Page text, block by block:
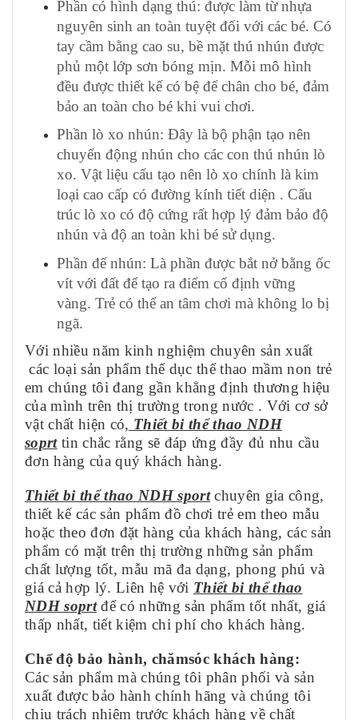
Phần có hình dạng thú: được làm từ nhựa
nguyên sinh an toàn tuyệt đối với các bé. Có
tay cầm bằng cao su, bề mặt thú nhún được
phủ một lớp sơn bóng mịn. Mỗi mô hình
đều được thiết kế có bệ để chân cho bé, đảm
bảo an toàn cho bé khi vui chơi.
Phần lò xo nhún: Đây là bộ phận tạo nên
chuyển động nhún cho các con thú nhún lò
xo. Vật liệu cấu tạo nên lò xo chính là kim
loại cao cấp có đường kính tiết diện . Cấu
trúc lò xo có độ cứng rất hợp lý đảm bảo độ
nhún và độ an toàn khi bé sử dụng.
Phần đế nhún: Là phần được bắt nở bằng ốc
vít với đất để tạo ra điểm cố định vững
vàng. Trẻ có thể an tâm chơi mà không lo bị
ngã.
Với nhiều năm kinh nghiệm chuyên sản xuất
các loại sản phẩm thể dục thể thao mầm non trẻ
em chúng tôi đang gần khẳng định thương hiệu
của mình trên thị trường trong nước . Với cơ sở
vật chất hiện có, Thiết bi thể thao NDH
soprttin chắc rằng sẽ đáp ứng đầy đủ nhu cầu
đơn hàng của quý khách hàng.
Thiết bi thể thao NDH sportchuyên gia công,
thiết kế các sản phẩm đồ chơi trẻ em theo mẫu
hoặc theo đơn đặt hàng của khách hàng, các sản
phẩm có mặt trên thị trường những sản phẩm
chất lượng tốt, mẫu mã đa dạng, phong phú và
giá cả hợp lý. Liên hệ với Thiết bi thể thao
NDH soprt để có những sản phẩm tốt nhất, giá
thấp nhất, tiết kiệm chi phí cho khách hàng.
Chế độ bảo hành, chămsóc khách hàng:
Các sản phẩm mà chúng tôi phân phối và sản
xuất được bảo hành chính hãng và chúng tôi
chịu trách nhiệm trước khách hàng về chất